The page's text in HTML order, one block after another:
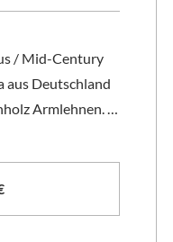
/ Mid-Century
aus Deutschland
Armlehnen. …